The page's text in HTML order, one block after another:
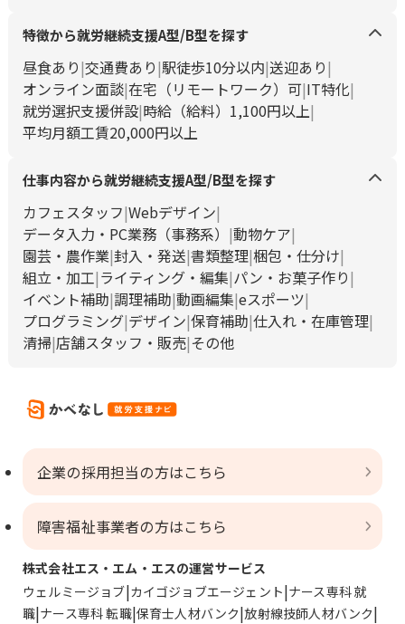
特徴から就労継続支援A型/B型を探す
昼食あり 交通費あり 駅徒歩10分以内 送迎あり
オンライン面談 在宅（リモートワーク）可 IT特化
就労選択支援併設 時給（給料）1,100円以上
平均月額工賃20,000円以上
仕事内容から就労継続支援A型/B型を探す
カフェスタッフ Webデザイン
データ入力・PC業務（事務系）
動物ケア
園芸・農作業 封入・発送 書類整理 梱包・仕分け
組立・加工 ライティング・編集 パン・お菓子作り
イベント補助 調理補助 動画編集 eスポーツ
プログラミング デザイン 保育補助 仕入れ・在庫管理
清掃 店舗スタッフ・販売 その他
企業の採用担当の方はこちら
障害福祉事業者の方はこちら
株式会社エス・エム・エスの運営サービス
ウェルミージョブ カイゴジョブエージェント ナース専科 就
職 ナース専科 転職 保育士人材バンク 放射線技師人材バンク